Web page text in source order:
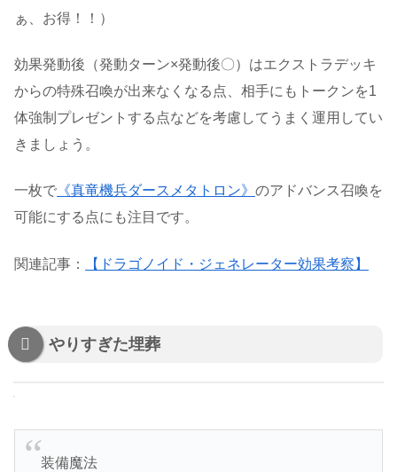
ぁ、お得！！）
効果発動後（発動ターン×発動後〇）はエクストラデッキ
からの特殊召喚が出来なくなる点、相手にもトークンを1
体強制プレゼントする点などを考慮してうまく運用してい
きましょう。
一枚で 《真竜機兵ダースメタトロン》 のアドバンス召喚を
可能にする点にも注目です。
関連記事： 【ドラゴノイド・ジェネレーター効果考察】
やりすぎた埋葬
装備魔法